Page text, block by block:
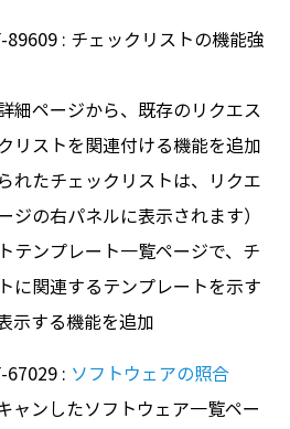
89609 : チェックリストの機能強
細ページから、既存のリクエス
リストを関連付ける機能を追加
れたチェックリストは、リクエ
ジの右パネルに表示されます）
テンプレート一覧ページで、チ
に関連するテンプレートを示す
示する機能を追加
67029 : ソフトウェアの照合
ャンしたソフトウェア一覧ペー